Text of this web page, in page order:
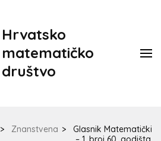
Hrvatsko
matematičko
društvo
> Znanstvena >
Glasnik Matematički